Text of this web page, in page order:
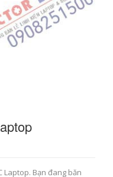
Laptop. Bạn đang băn